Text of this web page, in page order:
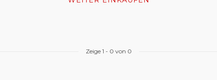
Zeige 1 - 0 von 0